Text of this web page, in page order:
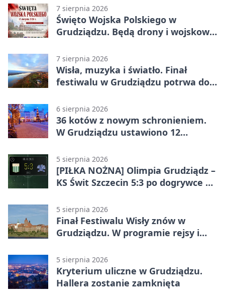
7 sierpnia 2026
Święto Wojska Polskiego w
Grudziądzu. Będą drony i wojskowa
7 sierpnia 2026
Wisła, muzyka i światło. Finał
festiwalu w Grudziądzu potrwa do
6 sierpnia 2026
36 kotów z nowym schronieniem.
W Grudziądzu ustawiono 12
5 sierpnia 2026
[PIŁKA NOŻNA] Olimpia Grudziądz –
KS Świt Szczecin 5:3 po dogrywce w
odwrócili losy meczu
5 sierpnia 2026
Finał Festiwalu Wisły znów w
Grudziądzu. W programie rejsy i
5 sierpnia 2026
Kryterium uliczne w Grudziądzu.
Hallera zostanie zamknięta